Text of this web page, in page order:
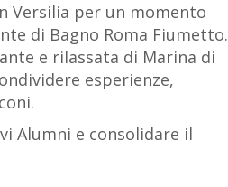
Versilia per un momento
di Bagno Roma Fiumetto.
e rilassata di Marina di
esperienze,
Alumni e consolidare il